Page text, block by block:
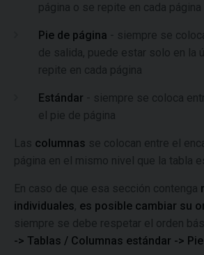
página o se repite en cada página
Pie de página - siempre se
de salida, puede estar solo en la
repite en cada página
Estándar - siempre se coloca
el pie de página
Las columnas se colocan entre el
página en el mismo nivel que la tabla
En caso de que esa sección contenga
individuales, es posible cambiar su
siempre se debe respetar el orden
-> Tablas / Columnas estándar ->